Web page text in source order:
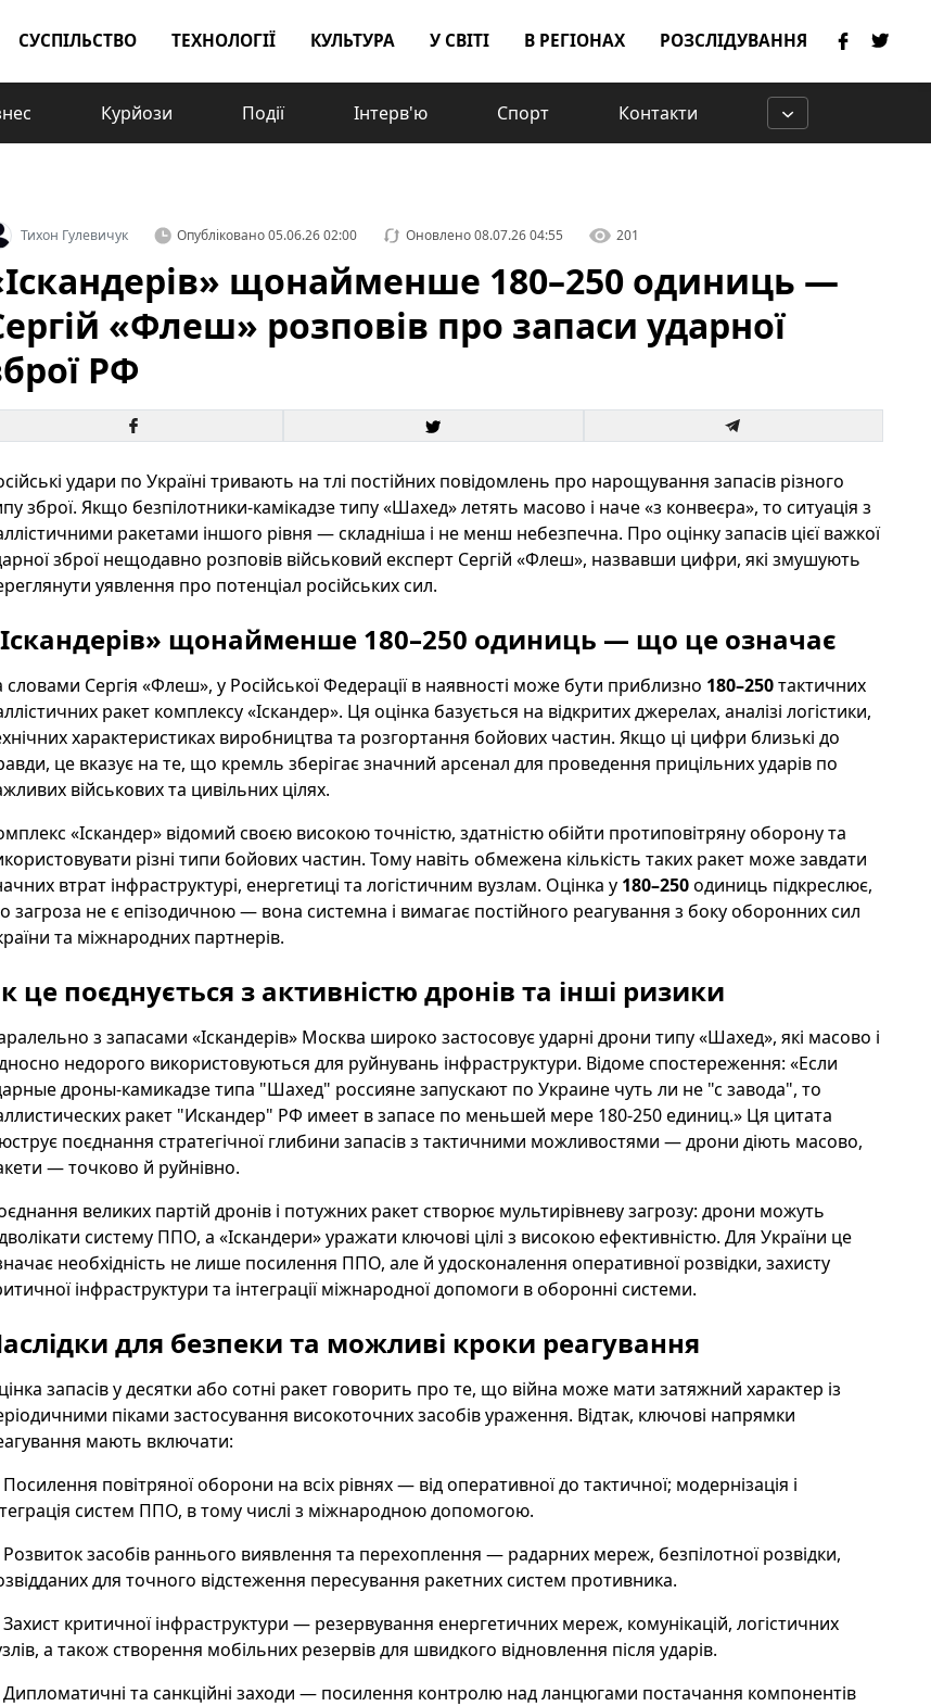
СУСПІЛЬСТВО ТЕХНОЛОГІЇ КУЛЬТУРА У СВІТІ В РЕГІОНАХ РОЗСЛІДУВАННЯ
Курйози Події Інтерв'ю Спорт Контакти
Тихон Гулевичук Опубліковано05.06.26 02:00 Оновлено08.07.26 04:55 201
щонайменше 180–250 одиниць —
«Флеш» розповів про запаси ударної
РФ
удари по Україні тривають на тлі постійних повідомлень про нарощування запасів різного
зброї. Якщо безпілотники-камікадзе типу «Шахед» летять масово і наче «з конвеєра», то ситуація з
ракетами іншого рівня — складніша і не менш небезпечна. Про оцінку запасів цієї важкої
зброї нещодавно розповів військовий експерт Сергій «Флеш», назвавши цифри, які змушують
уявлення про потенціал російських сил.
щонайменше 180–250 одиниць — що це означає
словами Сергія «Флеш», у Російської Федерації в наявності може бути приблизно 180–250тактичних
ракет комплексу «Іскандер». Ця оцінка базується на відкритих джерелах, аналізі логістики,
характеристиках виробництва та розгортання бойових частин. Якщо ці цифри близькі до
це вказує на те, що кремль зберігає значний арсенал для проведення прицільних ударів по
військових та цивільних цілях.
«Іскандер» відомий своєю високою точністю, здатністю обійти протиповітряну оборону та
різні типи бойових частин. Тому навіть обмежена кількість таких ракет може завдати
втрат інфраструктурі, енергетиці та логістичним вузлам. Оцінка у 180–250одиниць підкреслює,
загроза не є епізодичною — вона системна і вимагає постійного реагування з боку оборонних сил
та міжнародних партнерів.
це поєднується з активністю дронів та інші ризики
з запасами «Іскандерів» Москва широко застосовує ударні дрони типу «Шахед», які масово і
недорого використовуються для руйнувань інфраструктури. Відоме спостереження: «Если
дроны-камикадзе типа "Шахед" россияне запускают по Украине чуть ли не "с завода", то
ракет "Искандер" РФ имеет в запасе по меньшей мере 180-250 единиц.» Ця цитата
поєднання стратегічної глибини запасів з тактичними можливостями — дрони діють масово,
— точково й руйнівно.
великих партій дронів і потужних ракет створює мультирівневу загрозу: дрони можуть
систему ППО, а «Іскандери» уражати ключові цілі з високою ефективністю. Для України це
необхідність не лише посилення ППО, але й удосконалення оперативної розвідки, захисту
інфраструктури та інтеграції міжнародної допомоги в оборонні системи.
для безпеки та можливі кроки реагування
запасів у десятки або сотні ракет говорить про те, що війна може мати затяжний характер із
піками застосування високоточних засобів ураження. Відтак, ключові напрямки
мають включати:
повітряної оборони на всіх рівнях — від оперативної до тактичної; модернізація і
систем ППО, в тому числі з міжнародною допомогою.
засобів раннього виявлення та перехоплення — радарних мереж, безпілотної розвідки,
для точного відстеження пересування ракетних систем противника.
критичної інфраструктури — резервування енергетичних мереж, комунікацій, логістичних
а також створення мобільних резервів для швидкого відновлення після ударів.
та санкційні заходи — посилення контролю над ланцюгами постачання компонентів